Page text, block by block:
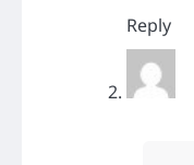
Reply